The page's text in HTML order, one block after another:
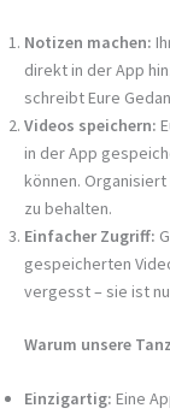
Notizen machen:
direkt in der App
schreibt Eure
Videos speichern:
in der App
können. Organisiert
zu behalten.
Einfacher Zugriff:
gespeicherten
vergesst – sie ist
Warum unsere
Einzigartig: Eine